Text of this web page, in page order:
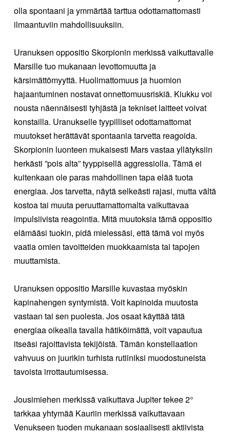
olla spontaani ja ymmärtää tarttua odottamattomasti
ilmaantuviin mahdollisuuksiin.
Uranuksen oppositio Skorpionin merkissä vaikuttavalle
Marsille tuo mukanaan levottomuutta ja
kärsimättömyyttä. Huolimattomuus ja huomion
hajaantuminen nostavat onnettomuusriskiä. Kiukku voi
nousta näennäisesti tyhjästä ja tekniset laitteet voivat
konstailla. Uranukselle tyypilliset odottamattomat
muutokset herättävät spontaania tarvetta reagoida.
Skorpionin luonteen mukaisesti Mars vastaa yllätyksiin
herkästi ”pois alta” tyyppisellä aggressiolla. Tämä ei
kuitenkaan ole paras mahdollinen tapa elää tuota
energiaa. Jos tarvetta, näytä selkeästi rajasi, mutta vältä
kostoa tai muuta peruuttamattomalta vaikuttavaa
impulsiivista reagointia. Mitä muutoksia tämä oppositio
elämääsi tuokin, pidä mielessäsi, että tämä voi myös
vaatia omien tavoitteiden muokkaamista tai tapojen
muuttamista.
Uranuksen oppositio Marsille kuvastaa myöskin
kapinahengen syntymistä. Voit kapinoida muutosta
vastaan tai sen puolesta. Jos osaat käyttää tätä
energiaa oikealla tavalla hätiköimättä, voit vapautua
itseäsi rajoittavista tekijöistä. Tämän konstellaation
vahvuus on juurikin turhista rutiiniksi muodostuneista
tavoista irrottautumisessa.
Jousimiehen merkissä vaikuttava Jupiter tekee 2°
tarkkaa yhtymää Kauriin merkissä vaikuttavaan
Venukseen tuoden mukanaan sosiaalisesti aktiivista